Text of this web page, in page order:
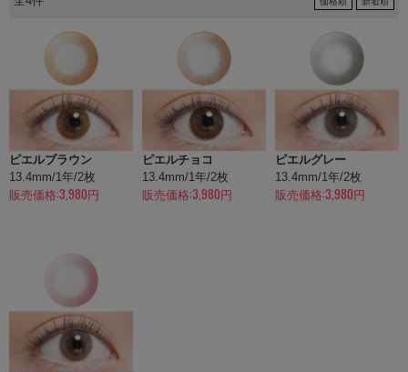
ピエルブラウン
13.4mm/1年/2枚
販売価格:3,980円
ピエルチョコ
13.4mm/1年/2枚
販売価格:3,980円
ピエルグレー
13.4mm/1年/2枚
販売価格:3,980円